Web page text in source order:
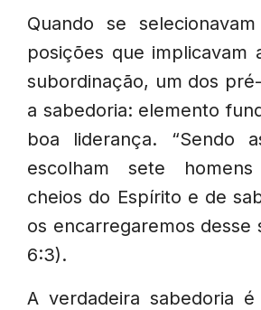
Quando se
posições que implicavam
subordinação, um dos
a sabedoria: elemento
boa liderança. “Sendo
escolham sete homens
cheios do Espírito e de
os encarregaremos desse
6:3).
A verdadeira sabedoria